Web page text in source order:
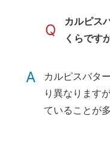
Q
カルピス
くらです
A
カルピスバタ
り異なります
ていることが